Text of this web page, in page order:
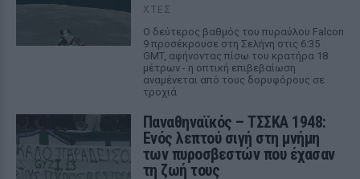
ΧΤΕΣ
Ο δεύτερος βαθμός του πυραύλου Falcon
9 προσέκρουσε στη Σελήνη στις 6:35
GMT, αφήνοντας πίσω του κρατήρα 18
μέτρων - η οπτική επιβεβαίωση
αναμένεται από τους δορυφόρους σε
τροχιά
Παναθηναϊκός – ΤΣΣΚΑ 1948:
Ενός λεπτού σιγή στη μνήμη
των πυροσβεστών που έχασαν
τη ζωή τους